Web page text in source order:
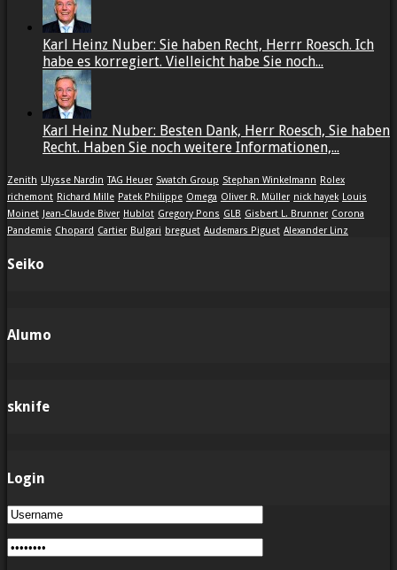
Karl Heinz Nuber: Sie haben Recht, Herrr Roesch. Ich
habe es korregiert. Vielleicht habe Sie noch...
Karl Heinz Nuber: Besten Dank, Herr Roesch, Sie haben
Recht. Haben Sie noch weitere Informationen,...
Zenith Ulysse Nardin TAG Heuer Swatch Group Stephan Winkelmann Rolex
richemont Richard Mille Patek Philippe Omega Oliver R. Müller nick hayek Louis
Moinet Jean-Claude Biver Hublot Gregory Pons GLB Gisbert L. Brunner Corona
Pandemie Chopard Cartier Bulgari breguet Audemars Piguet Alexander Linz
Seiko
Alumo
sknife
Login